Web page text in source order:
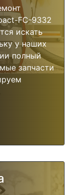
FC-9332
искать
у наших
полный
запчасти